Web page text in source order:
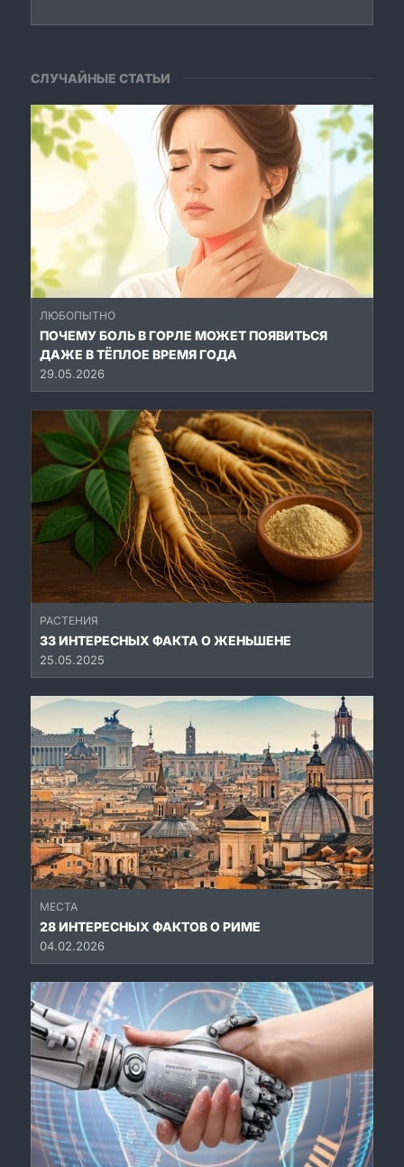
СЛУЧАЙНЫЕ СТАТЬИ
ЛЮБОПЫТНО
ПОЧЕМУ БОЛЬ В ГОРЛЕ МОЖЕТ ПОЯВИТЬСЯ
ДАЖЕ В ТЁПЛОЕ ВРЕМЯ ГОДА
29.05.2026
РАСТЕНИЯ
33 ИНТЕРЕСНЫХ ФАКТА О ЖЕНЬШЕНЕ
25.05.2025
МЕСТА
28 ИНТЕРЕСНЫХ ФАКТОВ О РИМЕ
04.02.2026